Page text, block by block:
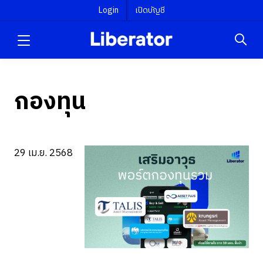
Login เปิดบัญชี
กองทุน
29 เม.ย. 2568